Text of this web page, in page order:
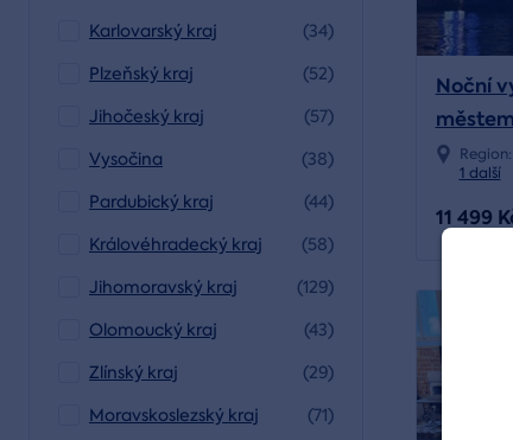
Karlovarský kraj
(34)
Plzeňský kraj
(52)
Jihočeský kraj
(57)
Vysočina
(38)
Pardubický kraj
(44)
Královéhradecký kraj
(58)
Jihomoravský kraj
(129)
Olomoucký kraj
(43)
Zlínský kraj
(29)
Moravskoslezský kraj
(71)
Noční
městem
Region:
1 další
11 499